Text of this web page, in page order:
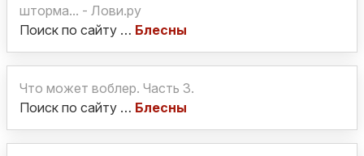
шторма... - Лови.ру
Поиск по сайту … Блесны
Что может воблер. Часть 3.
Поиск по сайту … Блесны